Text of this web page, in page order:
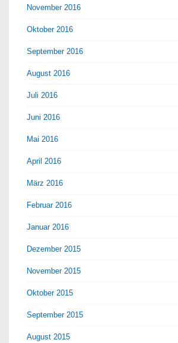
November 2016
Oktober 2016
September 2016
August 2016
Juli 2016
Juni 2016
Mai 2016
April 2016
März 2016
Februar 2016
Januar 2016
Dezember 2015
November 2015
Oktober 2015
September 2015
August 2015